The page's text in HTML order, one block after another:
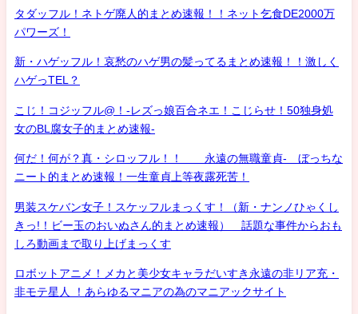
タダッフル！ネトゲ廃人的まとめ速報！！ネット乞食DE2000万
パワーズ！
新・ハゲッフル！哀愁のハゲ男の髪ってるまとめ速報！！激しく
ハゲっTEL？
こじ！コジッフル@！-レズっ娘百合ネエ！こじらせ！50独身処
女のBL腐女子的まとめ速報-
何だ！何が？真・シロッフル！！ 永遠の無職童貞- ぼっちな
ニート的まとめ速報！一生童貞上等夜露死苦！
男装スケバン女子！スケッフルまっくす！（新・ナンノひゃくし
きっ!！ビー玉のおいぬさん的まとめ速報） 話題な事件からおも
しろ動画まで取り上げまっくす
ロボットアニメ！メカと美少女キャラだいすき永遠の非リア充・
非モテ星人 ！あらゆるマニアの為のマニアックサイト